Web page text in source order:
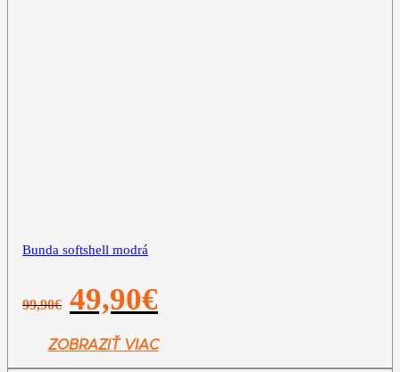
Bunda softshell modrá
99,90€
Pôvodná
cena
99,90€.
49,90€
49,90€.
ZOBRAZIŤ VIAC